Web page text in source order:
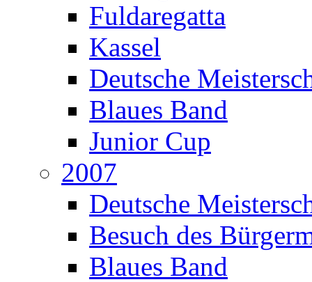
Fuldaregatta
Kassel
Deutsche
Blaues Band
Junior Cup
2007
Deutsche
Besuch des
Blaues Band